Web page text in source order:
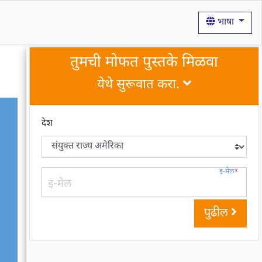
भाषा
तुमची मोफत पुस्तके मिळवा
येथे सुरूवात करा.
देश
इ-मेल*
पुढील